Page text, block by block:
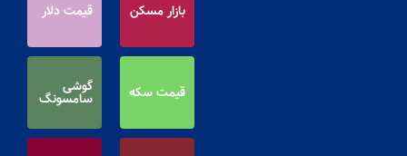
بازار مسکن قیمت دلار
قیمت سکه گوشی
سامسونگ